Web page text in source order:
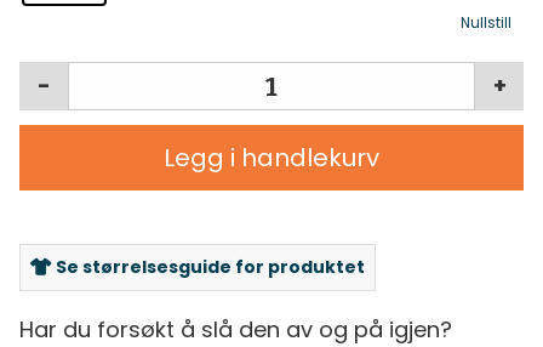
Nullstill
+
-
Legg i handlekurv
Se størrelsesguide for produktet
Har du forsøkt å slå den av og på igjen?